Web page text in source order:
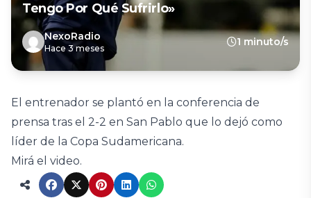
Tengo Por Qué Sufrirlo»
NexoRadio
Hace 3 meses
1 minuto/s
El entrenador se plantó en la conferencia de
prensa tras el 2-2 en San Pablo que lo dejó como
líder de la Copa Sudamericana.
Mirá el video.